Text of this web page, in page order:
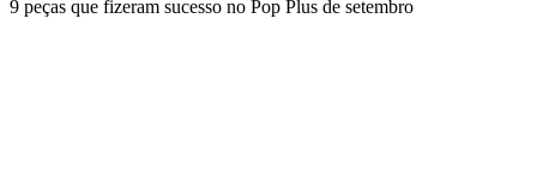
9 peças que fizeram sucesso no Pop Plus de setembro